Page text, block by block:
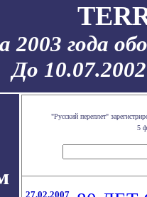
2003 года
До
"Русский переплет"
5
27.02.2007